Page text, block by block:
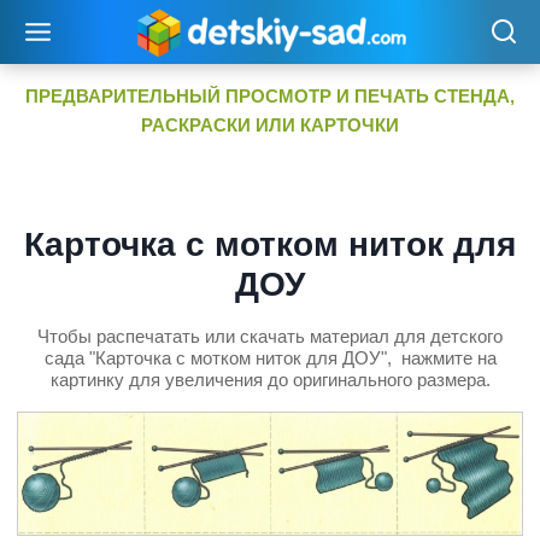
содержимому
ПРЕДВАРИТЕЛЬНЫЙ ПРОСМОТР И ПЕЧАТЬ СТЕНДА,
РАСКРАСКИ ИЛИ КАРТОЧКИ
Карточка с мотком ниток для
ДОУ
Чтобы распечатать или скачать материал для детского
сада "Карточка с мотком ниток для ДОУ", нажмите на
картинку для увеличения до оригинального размера.